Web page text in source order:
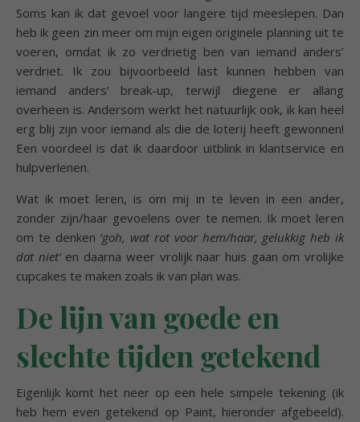
Soms kan ik dat gevoel voor langere tijd meeslepen. Dan
heb ik geen zin meer om mijn eigen originele planning uit te
voeren, omdat ik zo verdrietig ben van iemand anders’
verdriet. Ik zou bijvoorbeeld last kunnen hebben van
iemand anders’ break-up, terwijl diegene er allang
overheen is. Andersom werkt het natuurlijk ook, ik kan heel
erg blij zijn voor iemand als die de loterij heeft gewonnen!
Een voordeel is dat ik daardoor uitblink in klantservice en
hulpverlenen.
Wat ik moet leren, is om mij in te leven in een ander,
zonder zijn/haar gevoelens over te nemen. Ik moet leren
om te denken ‘goh, wat rot voor hem/haar, gelukkig heb ik
dat niet’en daarna weer vrolijk naar huis gaan om vrolijke
cupcakes te maken zoals ik van plan was.
De lijn van goede en
slechte tijden getekend
Eigenlijk komt het neer op een hele simpele tekening (ik
heb hem even getekend op Paint, hieronder afgebeeld).